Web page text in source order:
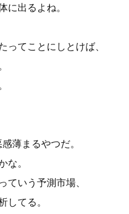
に出るよね。
ってことにしとけば、
薄まるやつだ。
な。
ていう予測市場、
してる。